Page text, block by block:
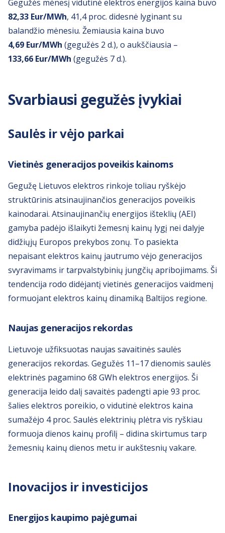
Gegužės mėnesį vidutinė elektros energijos kaina buvo
82,33 Eur/MWh, 41,4 proc. didesnė lyginant su
balandžio mėnesiu. Žemiausia kaina buvo
4,69 Eur/MWh (gegužės 2 d.), o aukščiausia –
133,66 Eur/MWh (gegužės 7 d.).
Svarbiausi gegužės įvykiai
Saulės ir vėjo parkai
Vietinės generacijos poveikis kainoms
Gegužę Lietuvos elektros rinkoje toliau ryškėjo
struktūrinis atsinaujinančios generacijos poveikis
kainodarai. Atsinaujinančių energijos išteklių (AEI)
gamyba padėjo išlaikyti žemesnį kainų lygį nei dalyje
didžiųjų Europos prekybos zonų. To pasiekta
nepaisant elektros kainų jautrumo vėjo generacijos
svyravimams ir tarpvalstybinių jungčių apribojimams. Ši
tendencija rodo didėjantį vietinės generacijos vaidmenį
formuojant elektros kainų dinamiką Baltijos regione.
Naujas generacijos rekordas
Lietuvoje užfiksuotas naujas savaitinės saulės
generacijos rekordas. Gegužės 11–17 dienomis saulės
elektrinės pagamino 68 GWh elektros energijos. Ši
generacija leido dalį savaitės padengti apie 93 proc.
šalies elektros poreikio, o vidutinė elektros kaina
sumažėjo 4 proc. Saulės elektrinių plėtra vis ryškiau
formuoja dienos kainų profilį – didina skirtumus tarp
žemesnių kainų dienos metu ir aukštesnių vakare.
Inovacijos ir investicijos
Energijos kaupimo pajėgumai